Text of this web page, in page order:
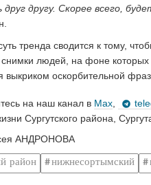
друг другу. Скорее всего,
тренда сводится к тому,
людей, на фоне
выкриком оскорбительной
на наш канал в Max
Сургутского района,
АНДРОНОВА
район нижнесортымский